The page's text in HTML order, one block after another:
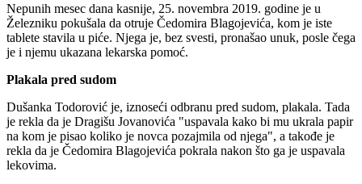
Nepunih mesec dana kasnije, 25. novembra 2019. godine je u
Železniku pokušala da otruje Čedomira Blagojevića, kom je iste
tablete stavila u piće. Njega je, bez svesti, pronašao unuk, posle čega
je i njemu ukazana lekarska pomoć.
Plakala pred sudom
Dušanka Todorović je, iznoseći odbranu pred sudom, plakala. Tada
je rekla da je Dragišu Jovanovića "uspavala kako bi mu ukrala papir
na kom je pisao koliko je novca pozajmila od njega", a takođe je
rekla da je Čedomira Blagojevića pokrala nakon što ga je uspavala
lekovima.